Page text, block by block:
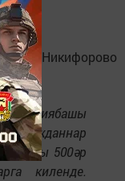
Никифорово
Чиябашы
500әр
киленде.